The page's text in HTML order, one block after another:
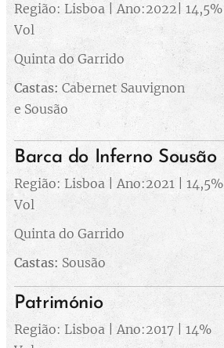
Região: Lisboa | Ano:2022| 14,5%
Vol
Quinta do Garrido
Castas: Cabernet Sauvignon
e Sousão
Barca do Inferno Sousão
Região: Lisboa | Ano:2021 | 14,5%
Vol
Quinta do Garrido
Castas: Sousão
Património
Região: Lisboa | Ano:2017 | 14%